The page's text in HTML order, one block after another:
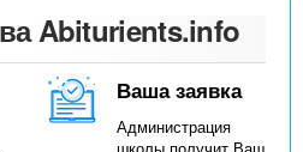
Abiturients.info
Ваша заявка
Администрация
школы получит Ваш